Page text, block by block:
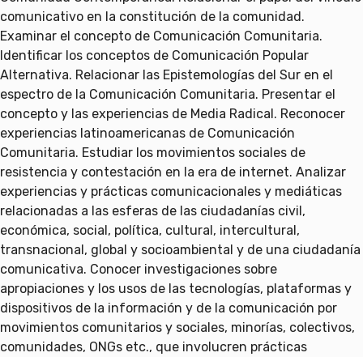
comunicativo en la constitución de la comunidad.
Examinar el concepto de Comunicación Comunitaria.
Identificar los conceptos de Comunicación Popular
Alternativa. Relacionar las Epistemologías del Sur en el
espectro de la Comunicación Comunitaria. Presentar el
concepto y las experiencias de Media Radical. Reconocer
experiencias latinoamericanas de Comunicación
Comunitaria. Estudiar los movimientos sociales de
resistencia y contestación en la era de internet. Analizar
experiencias y prácticas comunicacionales y mediáticas
relacionadas a las esferas de las ciudadanías civil,
económica, social, política, cultural, intercultural,
transnacional, global y socioambiental y de una ciudadanía
comunicativa. Conocer investigaciones sobre
apropiaciones y los usos de las tecnologías, plataformas y
dispositivos de la información y de la comunicación por
movimientos comunitarios y sociales, minorías, colectivos,
comunidades, ONGs etc., que involucren prácticas